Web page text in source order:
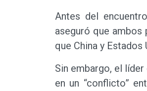
Antes del
aseguró que ambos
que China y
Sin embargo, el
en un “conflicto”